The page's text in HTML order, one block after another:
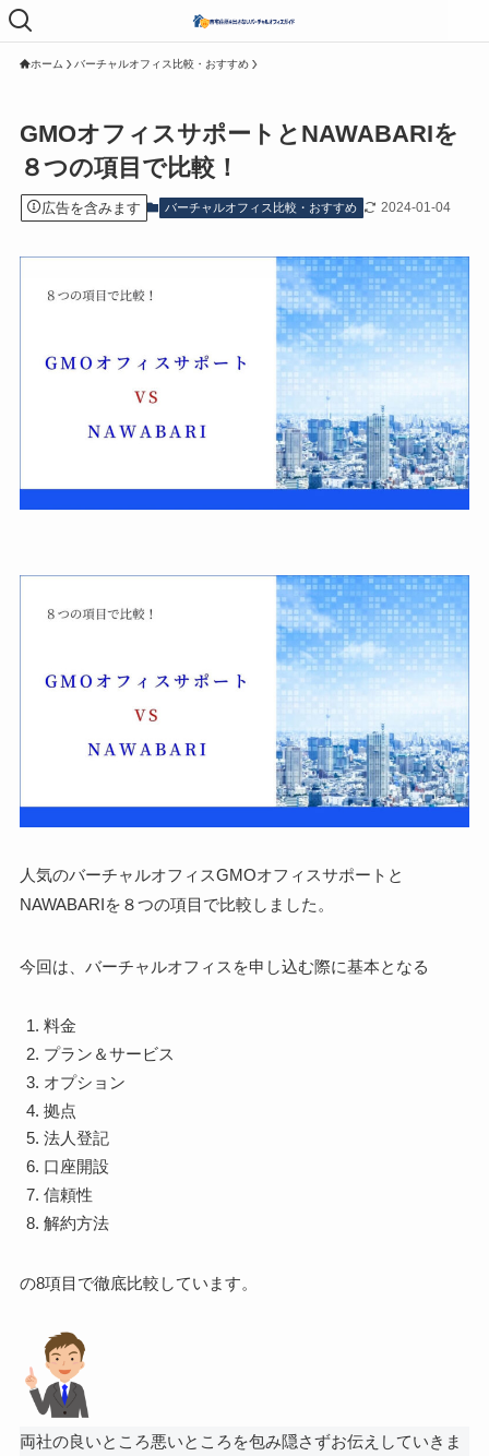
ホーム バーチャルオフィス比較・おすすめ
GMOオフィスサポートとNAWABARIを
８つの項目で比較！
広告を含みます バーチャルオフィス比較・おすすめ 2024-01-04
人気のバーチャルオフィスGMOオフィスサポートと
NAWABARIを８つの項目で比較 しました。
今回は、バーチャルオフィスを申し込む際に基本となる
料金
プラン＆サービス
オプション
拠点
法人登記
口座開設
信頼性
解約方法
の8項目で徹底比較しています。
両社の良いところ悪いところを包み隠さずお伝えしていきま